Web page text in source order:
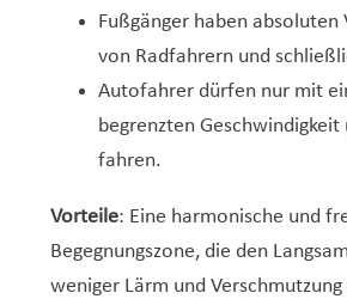
Fußgänger haben absoluten
von Radfahrern und
Autofahrer dürfen nur mit
begrenzten
fahren.
Vorteile: Eine harmonische und
Begegnungszone, die den
weniger Lärm und